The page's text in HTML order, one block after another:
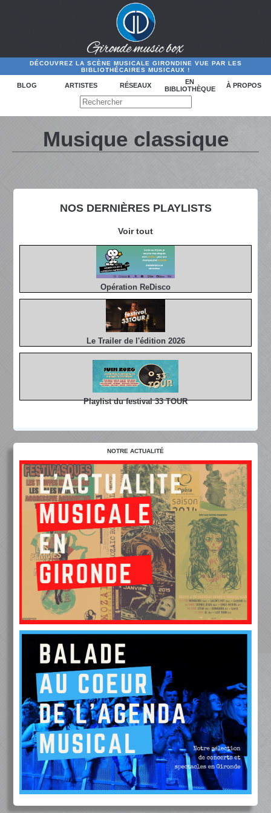
DÉCOUVREZ LA SCÈNE MUSICALE GIRONDINE VUE PAR LES
BIBLIOTHÉCAIRES MUSICAUX !
BLOG ARTISTES RÉSEAUX
EN
BIBLIOTHÈQUE
À PROPOS
NOS DERNIÈRES PLAYLISTS
Voir tout
Opération ReDisco
Le Trailer de l'édition 2026
Playlist du festival 33 TOUR
Musique classique
NOTRE ACTUALITÉ